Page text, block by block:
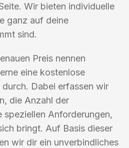
Wir bieten individuelle
ganz auf deine
sind.
Preis nennen
eine kostenlose
Dabei erfassen wir
die Anzahl der
speziellen Anforderungen,
bringt. Auf Basis dieser
wir dir ein unverbindliches